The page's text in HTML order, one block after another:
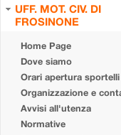
UFF. MOT. CIV. DI
FROSINONE
Home Page
Dove siamo
Orari apertura sportelli
Organizzazione e
Avvisi all'utenza
Normative